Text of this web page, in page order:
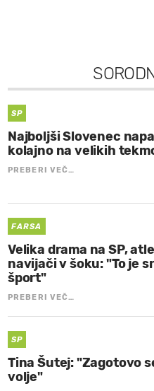
SP
Najboljši Slovenec
kolajno na velikih
PREBERI VEČ…
FARSA
Velika drama na SP,
navijači v šoku: "To je
šport"
PREBERI VEČ…
SP
Tina Šutej: "Zagotovo
volje"